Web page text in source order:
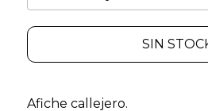
SIN
Afiche callejero.